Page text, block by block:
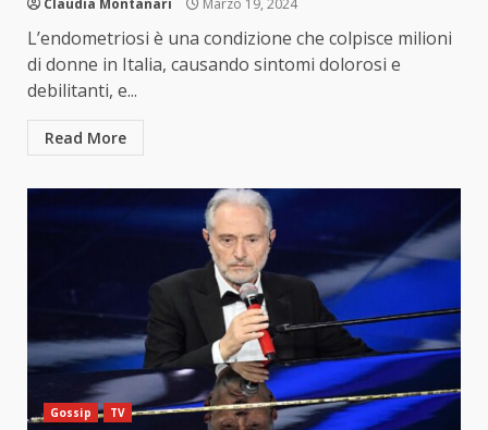
Claudia Montanari Marzo 19, 2024
L’endometriosi è una condizione che colpisce milioni
di donne in Italia, causando sintomi dolorosi e
debilitanti, e...
Read More
Gossip TV